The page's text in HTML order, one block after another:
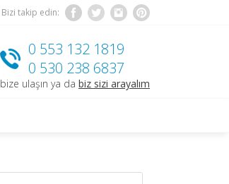
Bizi takip edin:
0 553 132 1819
0 530 238 6837
bize ulaşın ya da biz sizi arayalım